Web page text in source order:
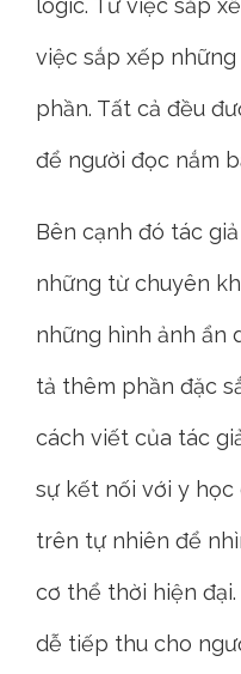
logic. Từ việc sắp
việc sắp xếp
phần. Tất cả đều
để người đọc nắm
Bên cạnh đó tác
những từ chuyên
những hình ảnh ẩn
tả thêm phần đặc
cách viết của tác
sự kết nối với y học
trên tự nhiên để
cơ thể thời hiện
dễ tiếp thu cho